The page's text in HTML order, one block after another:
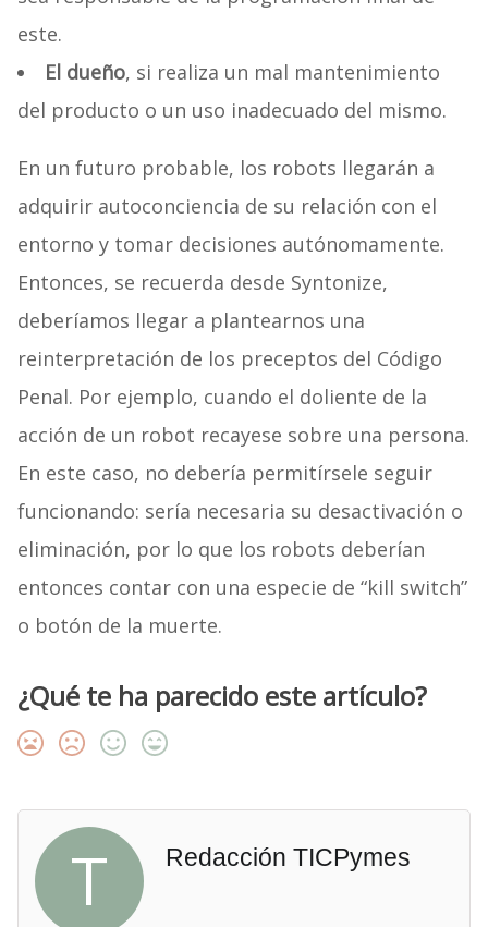
este.
El dueño, si realiza un mal mantenimiento
del producto o un uso inadecuado del mismo.
En un futuro probable, los robots llegarán a
adquirir autoconciencia de su relación con el
entorno y tomar decisiones autónomamente.
Entonces, se recuerda desde Syntonize,
deberíamos llegar a plantearnos una
reinterpretación de los preceptos del Código
Penal. Por ejemplo, cuando el doliente de la
acción de un robot recayese sobre una persona.
En este caso, no debería permitírsele seguir
funcionando: sería necesaria su desactivación o
eliminación, por lo que los robots deberían
entonces contar con una especie de “kill switch”
o botón de la muerte.
¿Qué te ha parecido este artículo?
T Redacción TICPymes